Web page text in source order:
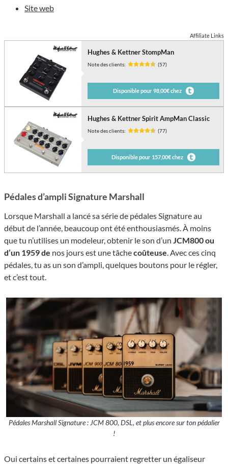
Site web
Affiliate Links
Hughes & Kettner StompMan
Note des clients: (57)
Disponible pour 98,00€ chez
Hughes & Kettner Spirit AmpMan Classic
Note des clients: (77)
Disponible pour 157,00€ chez
Pédales d’ampli Signature Marshall
Lorsque Marshall a lancé sa série de pédales Signature au
début de l’année, beaucoup ont été enthousiasmés. À moins
que tu n’utilises un modeleur, obtenir le son d’un JCM800 ou
d’un 1959 de nos jours est une tâchecoûteuse. Avec ces cinq
pédales, tu as un son d’ampli, quelques boutons pour le régler,
et c’est tout.
Pédales Marshall Signature : JCM 800, DSL, et plus encore sur ton pédalier
!
Oui certains et certaines pourraient regretter un égaliseur